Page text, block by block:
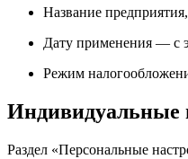
Название
Дату применения — с
Режим
Индивидуальные
Раздел «Персональные